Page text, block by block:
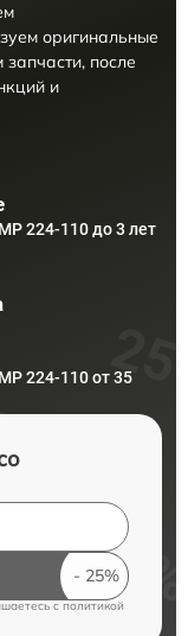
оригинальные
после
и
224-110 до 3 лет
224-110 от 35
cполитикой